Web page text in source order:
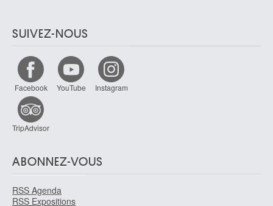
SUIVEZ-NOUS
Facebook YouTube Instagram
TripAdvisor
ABONNEZ-VOUS
RSS Agenda
RSS Expositions